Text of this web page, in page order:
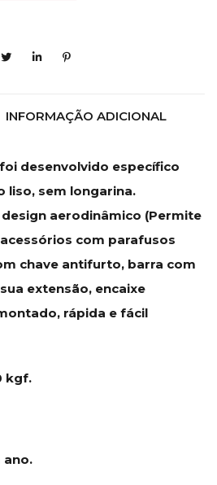
INFORMAÇÃO ADICIONAL
foi desenvolvido específico
liso, sem longarina.
design aerodinâmico (Permite
com parafusos
chave antifurto, barra com
extensão, encaixe
rápida e fácil
kgf.
ano.